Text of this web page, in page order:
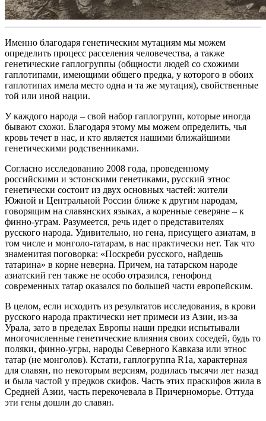
Именно благодаря генетическим мутациям мы можем
определить процесс расселения человечества, а также
генетические гаплогруппы (общности людей со схожими
гаплотипами, имеющими общего предка, у которого в обоих
гаплотипах имела место одна и та же мутация), свойственные
той или иной нации.
У каждого народа – свой набор гаплогрупп, которые иногда
бывают схожи. Благодаря этому мы можем определить, чья
кровь течет в нас, и кто является нашими ближайшими
генетическими родственниками.
Согласно исследованию 2008 года, проведенному
российскими и эстонскими генетиками, русский этнос
генетически состоит из двух основных частей: жители
Южной и Центральной России ближе к другим народам,
говорящим на славянских языках, а коренные северяне – к
финно-уграм. Разумеется, речь идет о представителях
русского народа. Удивительно, но гена, присущего азиатам, в
том числе и монголо-татарам, в нас практически нет. Так что
знаменитая поговорка: «Поскреби русского, найдешь
татарина» в корне неверна. Причем, на татарском народе
азиатский ген также не особо отразился, генофонд
современных татар оказался по большей части европейским.
В целом, если исходить из результатов исследования, в крови
русского народа практически нет примеси из Азии, из-за
Урала, зато в пределах Европы наши предки испытывали
многочисленные генетические влияния своих соседей, будь то
поляки, финно-угры, народы Северного Кавказа или этнос
татар (не монголов). Кстати, гаплогруппа R1a, характерная
для славян, по некоторым версиям, родилась тысячи лет назад
и была частой у предков скифов. Часть этих праскифов жила в
Средней Азии, часть перекочевала в Причерноморье. Оттуда
эти гены дошли до славян.